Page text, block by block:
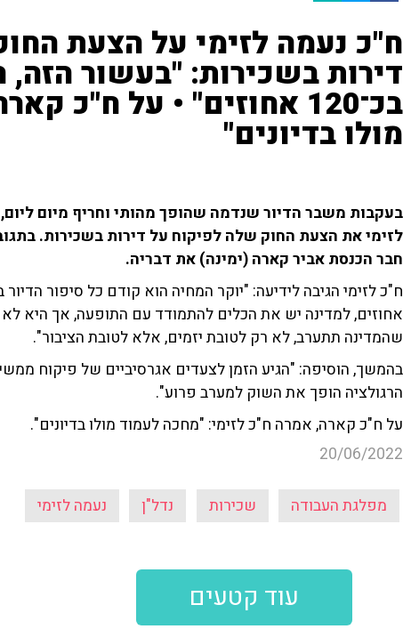
ח"כ נעמה לזימי על הצעת
דירות בשכירות: "בעשור הזה,
בכ־120 אחוזים" • על ח"כ
מולו בדיונים"
בעקבות משבר הדיור שנדמה שהופך מהותי וחריף מיום
לזימי את הצעת החוק שלה לפיקוח על דירות בשכירות.
חבר הכנסת אביר קארה (ימינה) את דבריה.
אחוזים, למדינה יש את הכלים להתמודד עם התופעה, אך היא
שהמדינה תתערב, לא רק לטובת יזמים, אלא לטובת הציבור".
בהמשך, הוסיפה: "הגיע הזמן לצעדים אגרסיביים של פיקוח
הרגולציה הופך את השוק למערב פרוע".
על ח"כ קארה, אמרה ח"כ לזימי: "מחכה לעמוד מולו בדיונים".
20/06/2022
מפלגת העבודה שכירות נדל"ן נעמה לזימי
עוד קטעים